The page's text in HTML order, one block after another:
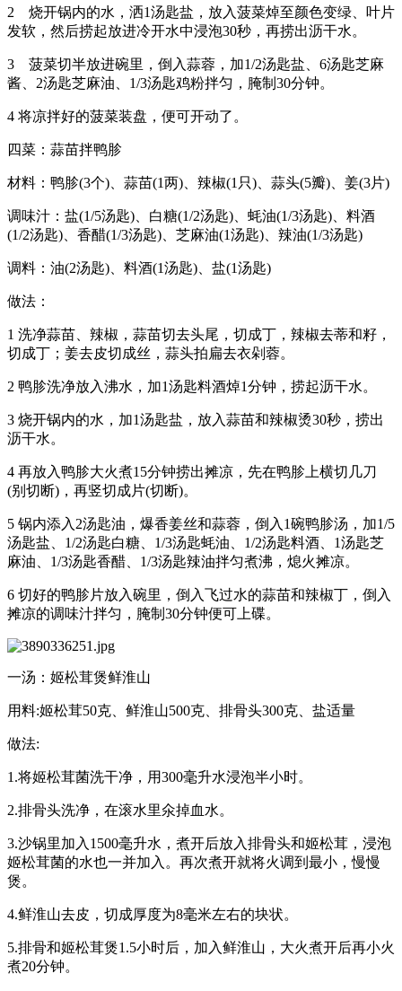
2 烧开锅内的水，洒1汤匙盐，放入菠菜焯至颜色变绿、叶片
发软，然后捞起放进冷开水中浸泡30秒，再捞出沥干水。
3 菠菜切半放进碗里，倒入蒜蓉，加1/2汤匙盐、6汤匙芝麻
酱、2汤匙芝麻油、1/3汤匙鸡粉拌匀，腌制30分钟。
4 将凉拌好的菠菜装盘，便可开动了。
四菜：蒜苗拌鸭胗
材料：鸭胗(3个)、蒜苗(1两)、辣椒(1只)、蒜头(5瓣)、姜(3片)
调味汁：盐(1/5汤匙)、白糖(1/2汤匙)、蚝油(1/3汤匙)、料酒
(1/2汤匙)、香醋(1/3汤匙)、芝麻油(1汤匙)、辣油(1/3汤匙)
调料：油(2汤匙)、料酒(1汤匙)、盐(1汤匙)
做法：
1 洗净蒜苗、辣椒，蒜苗切去头尾，切成丁，辣椒去蒂和籽，
切成丁；姜去皮切成丝，蒜头拍扁去衣剁蓉。
2 鸭胗洗净放入沸水，加1汤匙料酒焯1分钟，捞起沥干水。
3 烧开锅内的水，加1汤匙盐，放入蒜苗和辣椒烫30秒，捞出
沥干水。
4 再放入鸭胗大火煮15分钟捞出摊凉，先在鸭胗上横切几刀
(别切断)，再竖切成片(切断)。
5 锅内添入2汤匙油，爆香姜丝和蒜蓉，倒入1碗鸭胗汤，加1/5
汤匙盐、1/2汤匙白糖、1/3汤匙蚝油、1/2汤匙料酒、1汤匙芝
麻油、1/3汤匙香醋、1/3汤匙辣油拌匀煮沸，熄火摊凉。
6 切好的鸭胗片放入碗里，倒入飞过水的蒜苗和辣椒丁，倒入
摊凉的调味汁拌匀，腌制30分钟便可上碟。
一汤：姬松茸煲鲜淮山
用料:姬松茸50克、鲜淮山500克、排骨头300克、盐适量
做法:
1.将姬松茸菌洗干净，用300毫升水浸泡半小时。
2.排骨头洗净，在滚水里氽掉血水。
3.沙锅里加入1500毫升水，煮开后放入排骨头和姬松茸，浸泡
姬松茸菌的水也一并加入。再次煮开就将火调到最小，慢慢
煲。
4.鲜淮山去皮，切成厚度为8毫米左右的块状。
5.排骨和姬松茸煲1.5小时后，加入鲜淮山，大火煮开后再小火
煮20分钟。